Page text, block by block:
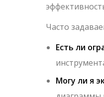
Часто
Есть ли
Могу ли я